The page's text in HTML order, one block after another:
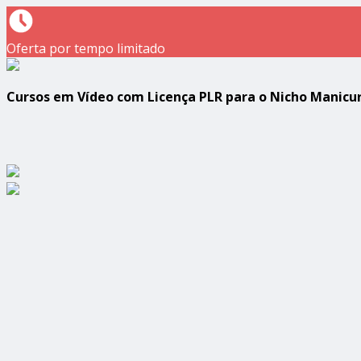
Oferta por tempo limitado
Cursos em Vídeo com Licença PLR para o Nicho